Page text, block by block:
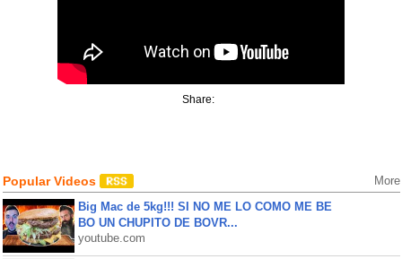
Share:
Popular Videos More
Big Mac de 5kg!!! SI NO ME LO COMO ME BE
BO UN CHUPITO DE BOVR...
youtube.com